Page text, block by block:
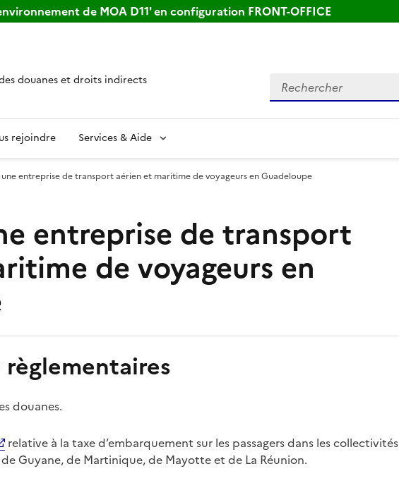
de MOA D11' en configuration FRONT-OFFICE
douanes et droits indirects Rechercher
rejoindre Services & Aide
une entreprise de transport aérien et maritime de voyageurs en Guadeloupe
entreprise de transport
de voyageurs en
règlementaires
douanes.
relative à la taxe d’embarquement sur les passagers dans les collectivités
Guyane, de Martinique, de Mayotte et de La Réunion.